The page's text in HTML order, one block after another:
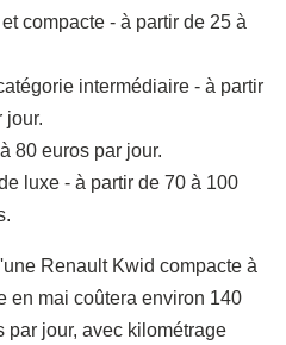
compacte - à partir de 25 à
intermédiaire - à partir
jour.
80 euros par jour.
luxe - à partir de 70 à 100
Renault Kwid compacte à
en mai coûtera environ 140
par jour, avec kilométrage